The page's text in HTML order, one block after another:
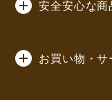
安全安心な商
お買い物・サ